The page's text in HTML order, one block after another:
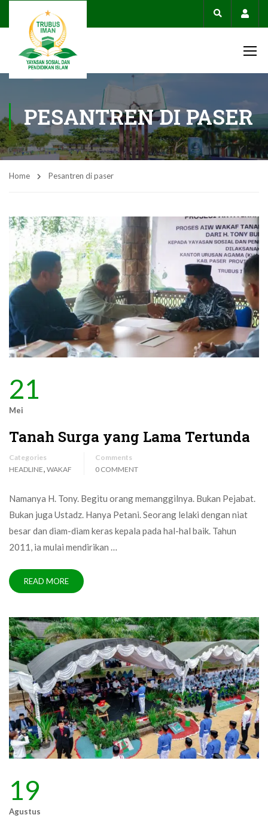
PESANTREN DI PASER
Home Pesantren di paser
21
Mei
Tanah Surga yang Lama Tertunda
Categories
HEADLINE, WAKAF
Comments
0 COMMENT
Namanya H. Tony. Begitu orang memanggilnya. Bukan Pejabat.
Bukan juga Ustadz. Hanya Petani. Seorang lelaki dengan niat
besar dan diam-diam keras kepala pada hal-hal baik. Tahun
2011, ia mulai mendirikan …
READ MORE
19
Agustus